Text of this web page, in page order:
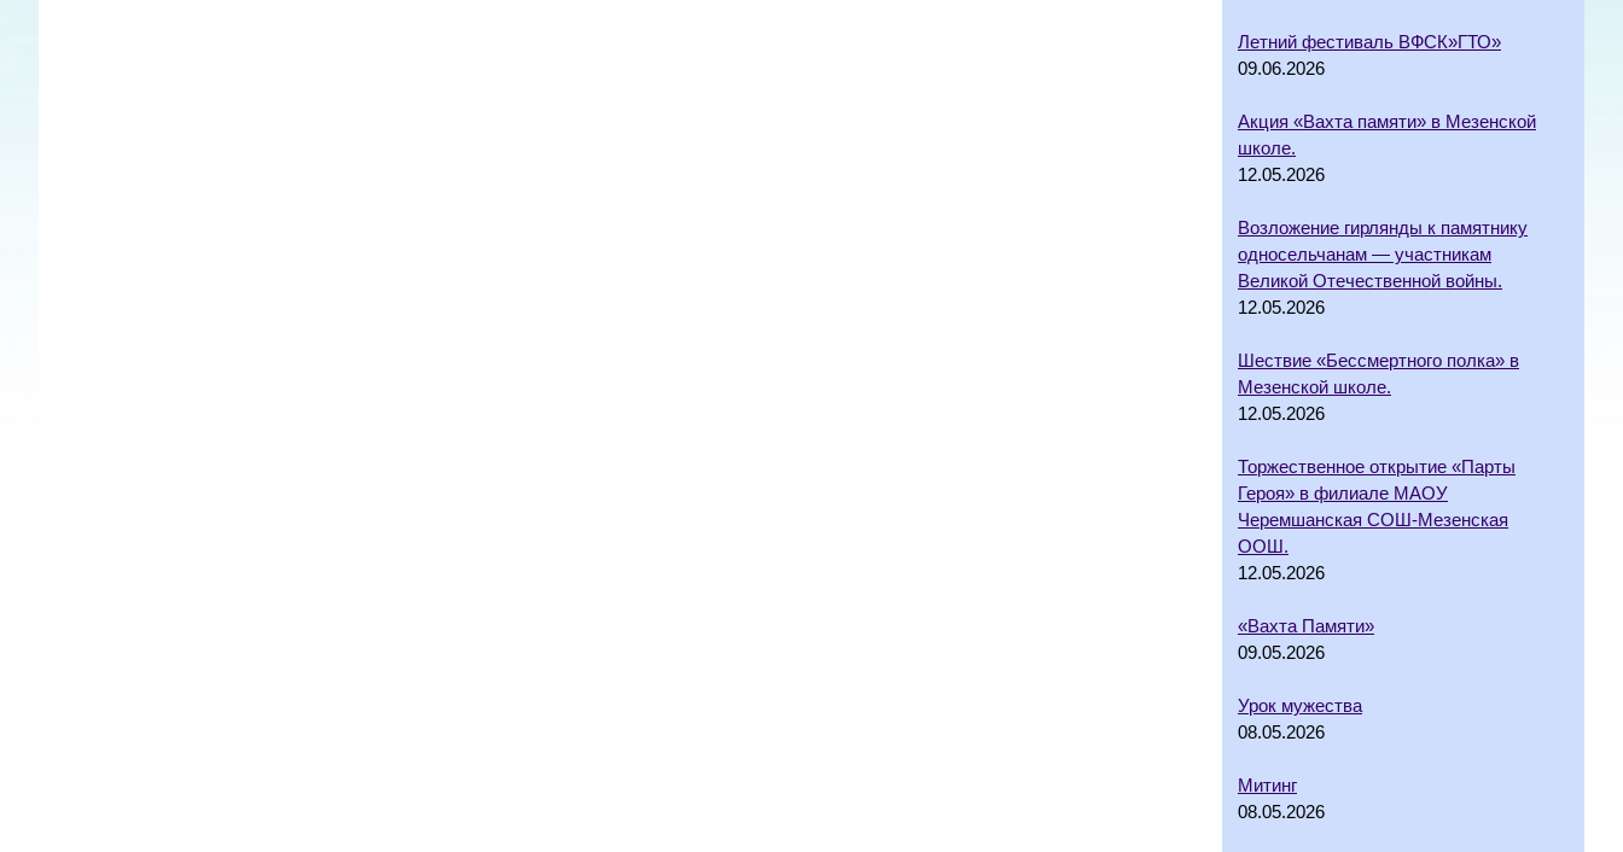
Летний фестиваль ВФСК»ГТО»
09.06.2026
Акция «Вахта памяти» в Мезенской
школе.
12.05.2026
Возложение гирлянды к памятнику
односельчанам — участникам
Великой Отечественной войны.
12.05.2026
Шествие «Бессмертного полка» в
Мезенской школе.
12.05.2026
Торжественное открытие «Парты
Героя» в филиале МАОУ
Черемшанская СОШ-Мезенская
ООШ.
12.05.2026
«Вахта Памяти»
09.05.2026
Урок мужества
08.05.2026
Митинг
08.05.2026